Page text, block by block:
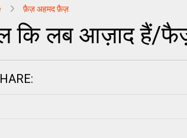
फ़ैज़ अहमद फ़ैज़
कि लब आज़ाद हैं/